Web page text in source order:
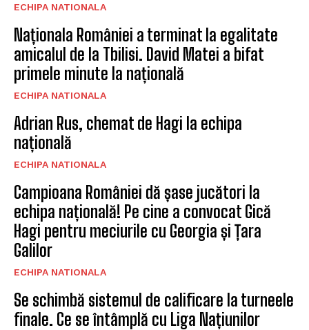
ECHIPA NATIONALA
Naționala României a terminat la egalitate
amicalul de la Tbilisi. David Matei a bifat
primele minute la națională
ECHIPA NATIONALA
Adrian Rus, chemat de Hagi la echipa
națională
ECHIPA NATIONALA
Campioana României dă șase jucători la
echipa națională! Pe cine a convocat Gică
Hagi pentru meciurile cu Georgia și Țara
Galilor
ECHIPA NATIONALA
Se schimbă sistemul de calificare la turneele
finale. Ce se întâmplă cu Liga Națiunilor